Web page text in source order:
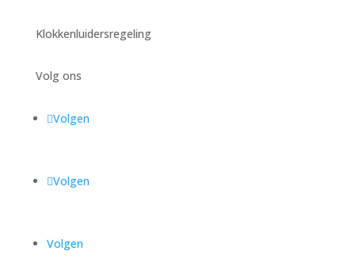
Klokkenluidersregeling
Volg ons
Volgen
Volgen
Volgen